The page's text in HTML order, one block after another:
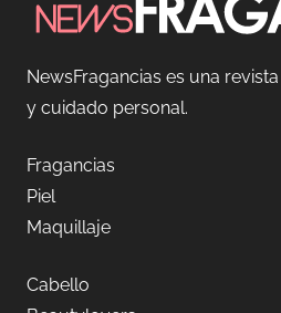
NewsFragancias es una
y cuidado personal.
Fragancias
Piel
Maquillaje
Cabello